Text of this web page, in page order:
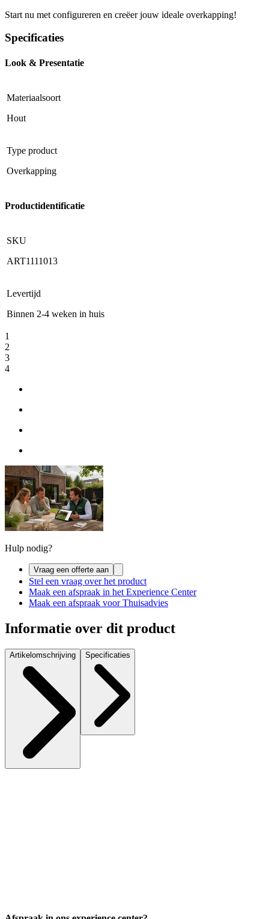
Start nu met configureren en creëer jouw ideale overkapping!
Specificaties
Look & Presentatie
Materiaalsoort
Hout
Type product
Overkapping
Productidentificatie
SKU
ART1111013
Levertijd
Binnen 2-4 weken in huis
1
2
3
4
Hulp nodig?
Vraag een offerte aan
Stel een vraag over het product
Maak een afspraak in het Experience Center
Maak een afspraak voor Thuisadvies
Informatie over dit product
Artikelomschrijving Specificaties